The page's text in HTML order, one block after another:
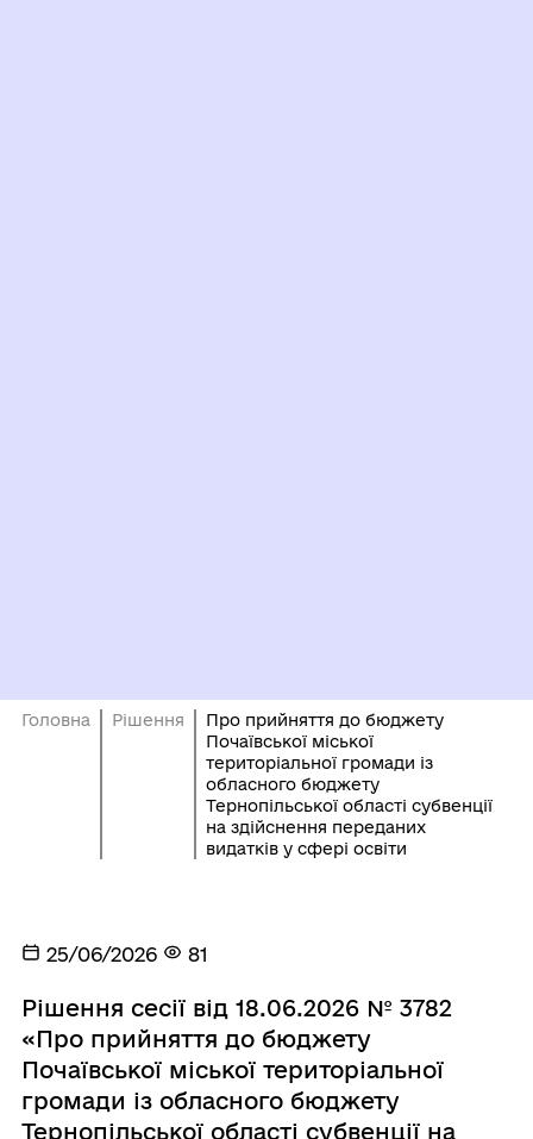
Головна Рішення
Про прийняття до бюджету
Почаївської міської
територіальної громади із
обласного бюджету
Тернопільської області субвенції
на здійснення переданих
видатків у сфері освіти
25/06/2026 81
Рішення сесії від 18.06.2026 № 3782
«Про прийняття до бюджету
Почаївської міської територіальної
громади із обласного бюджету
Тернопільської області субвенції на